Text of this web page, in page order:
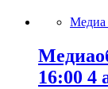
Медиа
16:00 4